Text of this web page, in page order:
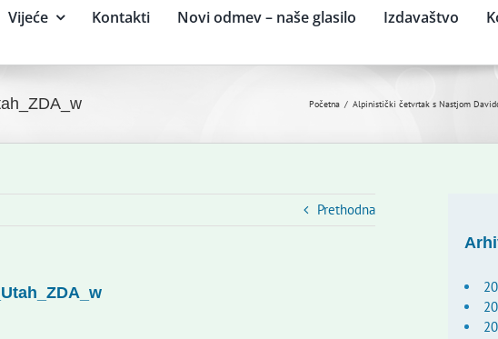
Vijeće Kontakti Novi odmev – naše glasilo Izdavaštvo
Početna Alpinistički četvrtak s Nastjom
Prethodna